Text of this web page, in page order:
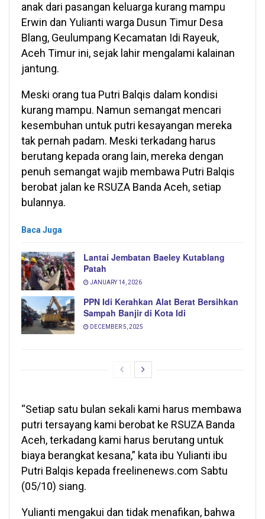
anak dari pasangan keluarga kurang mampu
Erwin dan Yulianti warga Dusun Timur Desa
Blang, Geulumpang Kecamatan Idi Rayeuk,
Aceh Timur ini, sejak lahir mengalami kalainan
jantung.
Meski orang tua Putri Balqis dalam kondisi
kurang mampu. Namun semangat mencari
kesembuhan untuk putri kesayangan mereka
tak pernah padam. Meski terkadang harus
berutang kepada orang lain, mereka dengan
penuh semangat wajib membawa Putri Balqis
berobat jalan ke RSUZA Banda Aceh, setiap
bulannya.
Baca Juga
Lantai Jembatan Baeley Kutablang
Patah
JANUARY 14, 2026
PPN Idi Kerahkan Alat Berat Bersihkan
Sampah Banjir di Kota Idi
DECEMBER 5, 2025
“Setiap satu bulan sekali kami harus membawa
putri tersayang kami berobat ke RSUZA Banda
Aceh, terkadang kami harus berutang untuk
biaya berangkat kesana,” kata ibu Yulianti ibu
Putri Balqis kepada freelinenews.com Sabtu
(05/10) siang.
Yulianti mengakui dan tidak menafikan, bahwa